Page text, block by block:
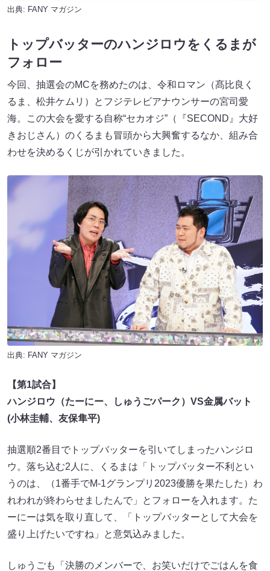
出典: FANY マガジン
トップバッターのハンジロウをくるまが
フォロー
今回、抽選会のMCを務めたのは、令和ロマン（髙比良く
るま、松井ケムリ）とフジテレビアナウンサーの宮司愛
海。この大会を愛する自称“セカオジ”（『SECOND』大好
きおじさん）のくるまも冒頭から大興奮するなか、組み合
わせを決めるくじが引かれていきました。
出典: FANY マガジン
【第1試合】
ハンジロウ（たーにー、しゅうごパーク） VS金属バット
(小林圭輔、友保隼平)
抽選順2番目でトップバッターを引いてしまったハンジロ
ウ。落ち込む2人に、くるまは「トップバッター不利とい
うのは、（1番手でM-1グランプリ2023優勝を果たした）わ
れわれが終わらせましたんで」とフォローを入れます。た
ーにーは気を取り直して、「トップバッターとして大会を
盛り上げたいですね」と意気込みました。
しゅうごも「決勝のメンバーで、お笑いだけでごはんを食